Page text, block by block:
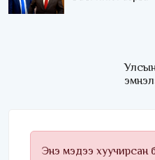
Энэ мэдээ хуучирсан